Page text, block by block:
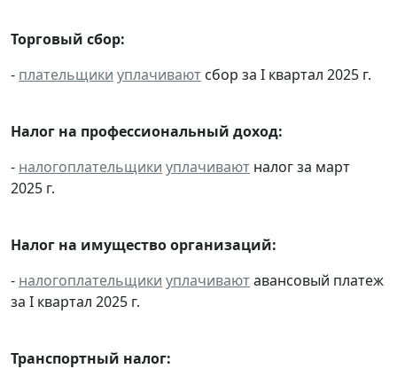
Торговый сбор:
- плательщики уплачивают сбор за I квартал 2025 г.
Налог на профессиональный доход:
- налогоплательщики уплачивают налог за март
2025 г.
Налог на имущество организаций:
- налогоплательщики уплачиваютавансовый платеж
за I квартал 2025 г.
Транспортный налог: